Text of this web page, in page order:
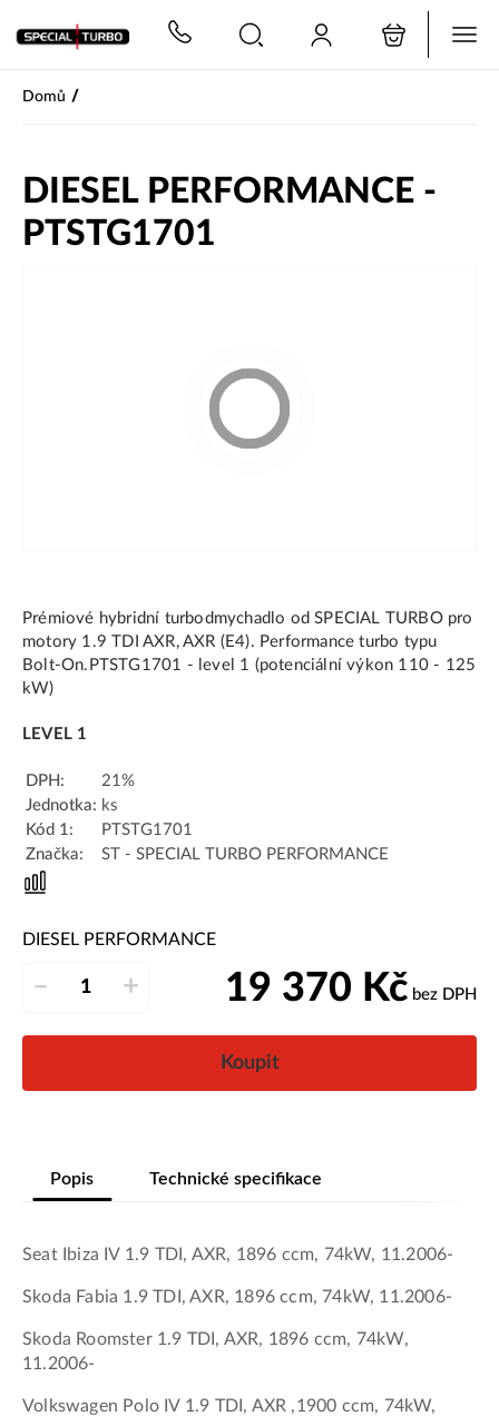
Domů /
DIESEL PERFORMANCE -
PTSTG1701
Prémiové hybridní turbodmychadlo od SPECIAL TURBO pro
motory 1.9 TDI AXR, AXR (E4). Performance turbo typu
Bolt-On.PTSTG1701 - level 1 (potenciální výkon 110 - 125
kW)
LEVEL 1
DPH:
21%
Jednotka: ks
Kód 1:
PTSTG1701
Značka:
ST - SPECIAL TURBO PERFORMANCE
DIESEL PERFORMANCE
– + 19 370 Kč bez DPH
Koupit
Popis Technické specifikace
Seat Ibiza IV 1.9 TDI, AXR, 1896 ccm, 74kW, 11.2006-
Skoda Fabia 1.9 TDI, AXR, 1896 ccm, 74kW, 11.2006-
Skoda Roomster 1.9 TDI, AXR, 1896 ccm, 74kW,
11.2006-
Volkswagen Polo IV 1.9 TDI, AXR ,1900 ccm, 74kW,